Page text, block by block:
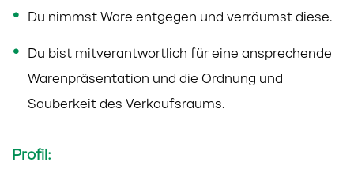
Du nimmst Ware entgegen und verräumst diese.
Du bist mitverantwortlich für eine ansprechende
Warenpräsentation und die Ordnung und
Sauberkeit des Verkaufsraums.
Profil: